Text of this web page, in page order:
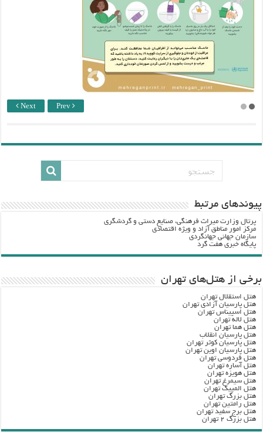
Next Prev
پيوندهاي مرتبط
پرتال وزارت ميراث فرهنگي، صنایع دستی و گردشگري
مرکز امور مناطق آزاد و ویژه اقتصادی
سازمان جهانی جهانگردی
پایگاه خبری هفت گرد
برخی از هتل‌های تهران
هتل استقلال تهران
هتل پارسیان آزادی تهران
هتل اسپیناس تهران
هتل لاله تهران
هتل هما تهران
هتل پارسیان انقلاب
هتل پارسیان کوثر تهران
هتل پارسیان اوین تهران
هتل فردوسی تهران
هتل آساره تهران
هتل هویزه تهران
هتل سیمرغ تهران
هتل المپیک تهران
هتل بزرگ تهران
هتل رامتین تهران
هتل برج سفید تهران
هتل بزرگ ۲ تهران